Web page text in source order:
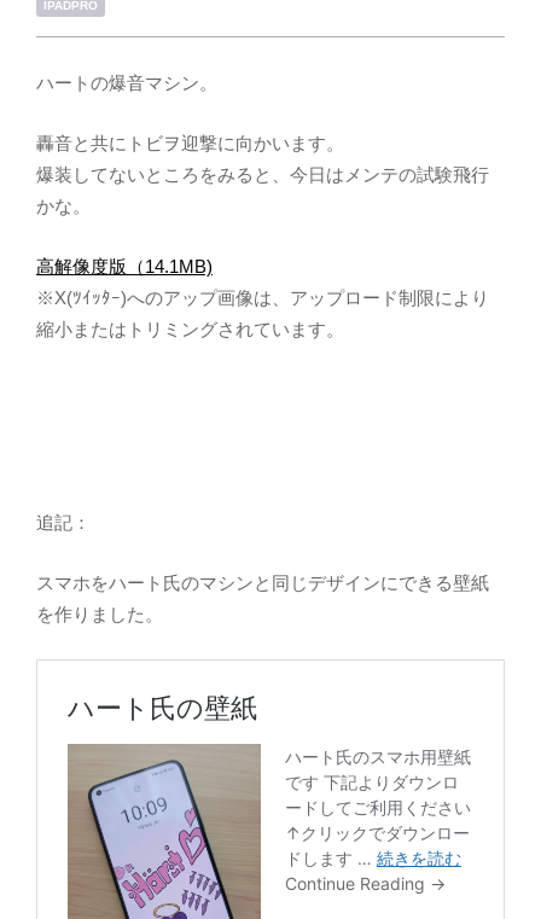
IPADPRO
ハートの爆音マシン。
轟音と共にトビヲ迎撃に向かいます。
爆装してないところをみると、今日はメンテの試験飛行
かな。
高解像度版（14.1MB)
※X(ﾂｲｯﾀｰ)へのアップ画像は、アップロード制限により
縮小またはトリミングされています。
追記：
スマホをハート氏のマシンと同じデザインにできる壁紙
を作りました。